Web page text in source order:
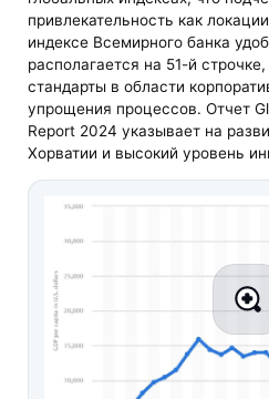
привлекательность как
индексе Всемирного банка
располагается на 51-й
стандарты в области
упрощения процессов. Отчет
Report 2024 указывает на
Хорватии и высокий уровень